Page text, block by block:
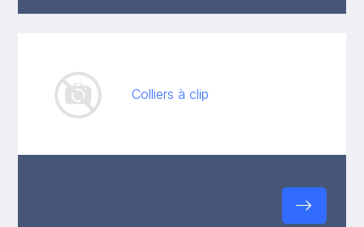
Colliers à clip